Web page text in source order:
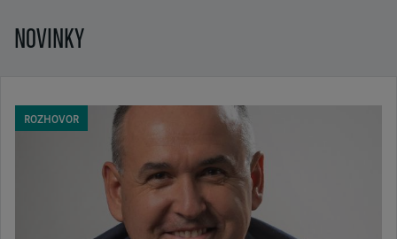
NOVINKY
ROZHOVOR